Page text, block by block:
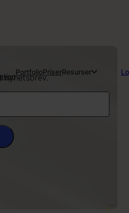
PortfolioPriserResurser
nyhetsbrev.